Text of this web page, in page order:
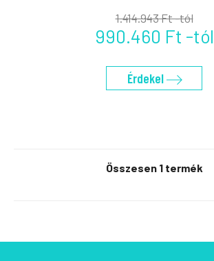
1.414.943 Ft -tól
990.460 Ft -tól
Érdekel
Összesen 1 termék